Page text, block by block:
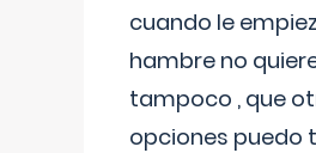
cuando le
hambre no
tampoco , que
opciones puedo